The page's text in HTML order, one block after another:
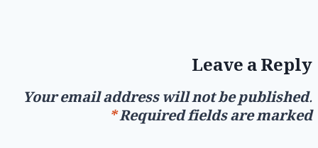
Leave a Reply
Your email address will not be published.
Required fields are marked
*